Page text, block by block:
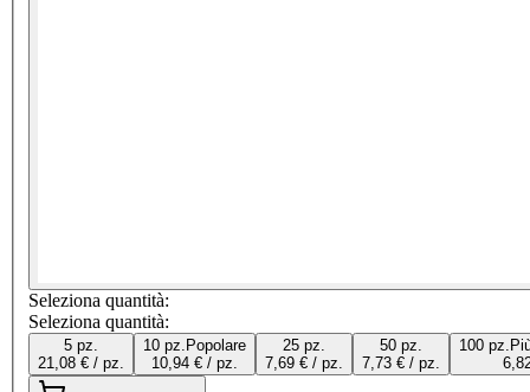
Seleziona quantità:
Seleziona quantità:
5 pz.
21,08 € / pz.
10 pz. Popolare
10,94 € / pz.
25 pz.
7,69 € / pz.
50 pz.
7,73 € / pz.
100 pz.